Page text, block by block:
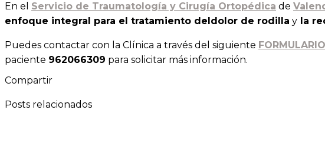
En el Servicio de Traumatología y Cirugía Ortopédica de
enfoque integral para el tratamiento deldolor de rodilla y la
Puedes contactar con la Clínica a través del siguiente
paciente 962066309 para solicitar más información.
Compartir
Posts relacionados